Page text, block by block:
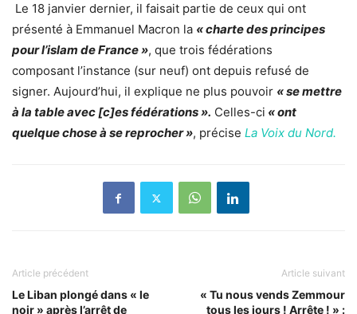
Le 18 janvier dernier, il faisait partie de ceux qui ont
présenté à Emmanuel Macron la « charte des principes
pour l’islam de France», que trois fédérations
composant l’instance (sur neuf) ont depuis refusé de
signer. Aujourd’hui, il explique ne plus pouvoir « se mettre
à la table avec [c]es fédérations ». Celles-ci « ont
quelque chose à se reprocher », précise La Voix du Nord.
Article précédent
Le Liban plongé dans « le
noir » après l’arrêt de
Article suivant
« Tu nous vends Zemmour
tous les jours ! Arrête ! » :